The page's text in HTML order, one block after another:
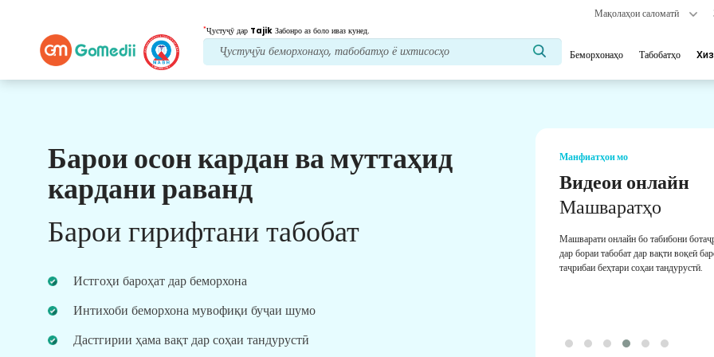
Мақолаҳои саломатӣ
*Ҷустуҷӯ дар Tajik Забонро аз боло иваз кунед.
Беморхонаҳо Табобатҳо
Барои осон кардан ва муттаҳид
кардани раванд
Барои гирифтани табобат
Истгоҳи бароҳат дар беморхона
Интихоби беморхона мувофиқи буҷаи шумо
Дастгирии ҳама вақт дар соҳаи тандурустӣ
Манфиатҳои мо
Мушовири тиббӣЁрӣ
мунтазам дастгирӣ гиред. Ба шумо маслиҳат ва
роҳнамоии беҳтарин медиҳад.
Манфиатҳои мо
Видеои онлайн
Машваратҳо
Машварати онлайн бо табибони
дар бораи табобат дар вақти воқеӣ
таҷрибаи беҳтари соҳаи тандурустӣ.